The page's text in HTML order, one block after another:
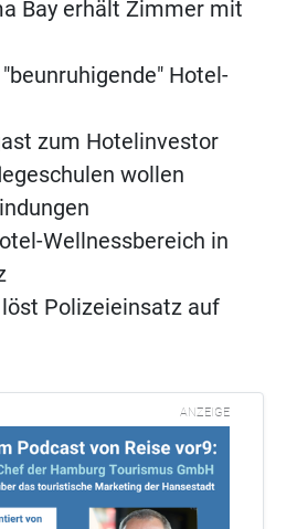
Bay erhält Zimmer mit
Hotel-
zum Hotelinvestor
wollen
Wellnessbereich in
Polizeieinsatz auf
ANZEIGE